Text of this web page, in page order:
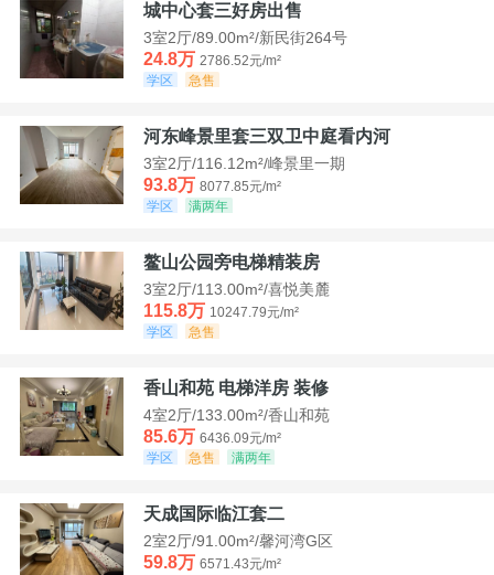
城中心套三好房出售
3室2厅/89.00m²/新民街264号
24.8万 2786.52元/m²
学区
急售
河东峰景里套三双卫中庭看内河
3室2厅/116.12m²/峰景里一期
93.8万 8077.85元/m²
学区
满两年
鳌山公园旁电梯精装房
3室2厅/113.00m²/喜悦美麓
115.8万 10247.79元/m²
学区
急售
香山和苑 电梯洋房 装修
4室2厅/133.00m²/香山和苑
85.6万 6436.09元/m²
学区
急售 满两年
天成国际临江套二
2室2厅/91.00m²/馨河湾G区
59.8万 6571.43元/m²